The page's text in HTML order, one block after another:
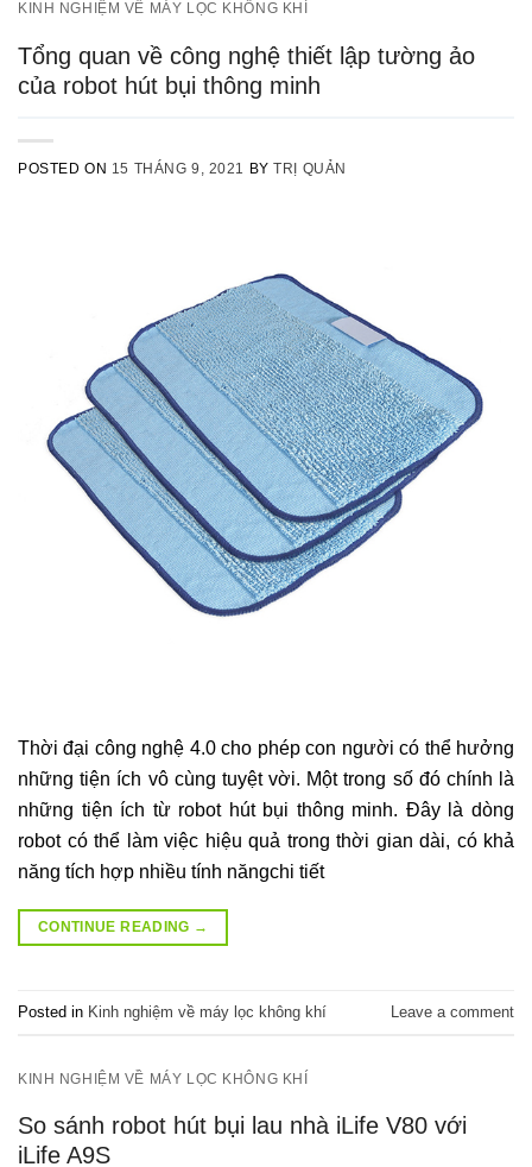
KINH NGHIỆM VỀ MÁY LỌC KHÔNG KHÍ
Tổng quan về công nghệ thiết lập tường ảo
của robot hút bụi thông minh
POSTED ON 15 THÁNG 9, 2021 BYTRỊ QUẢN
Thời đại công nghệ 4.0 cho phép con người có thể hưởng
những tiện ích vô cùng tuyệt vời. Một trong số đó chính là
những tiện ích từ robot hút bụi thông minh. Đây là dòng
robot có thể làm việc hiệu quả trong thời gian dài, có khả
năng tích hợp nhiều tính năngchi tiết
CONTINUE READING →
Posted in Kinh nghiệm về máy lọc không khí Leave a comment
KINH NGHIỆM VỀ MÁY LỌC KHÔNG KHÍ
So sánh robot hút bụi lau nhà iLife V80 với
iLife A9S